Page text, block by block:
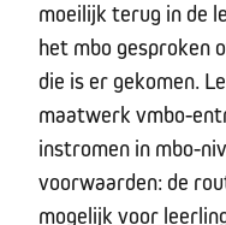
moeilijk terug in de
het mbo gesproken
die is er gekomen.
maatwerk vmbo-
instromen in mbo-
voorwaarden: de
mogelijk voor